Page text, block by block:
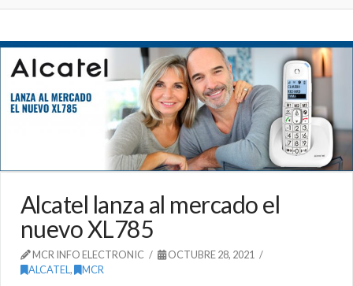
Alcatel lanza al mercado el
nuevo XL785
MCR INFO ELECTRONIC
OCTUBRE 28, 2021
ALCATEL , MCR